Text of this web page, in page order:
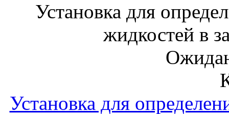
Установка для
жидкостей в
Установка для